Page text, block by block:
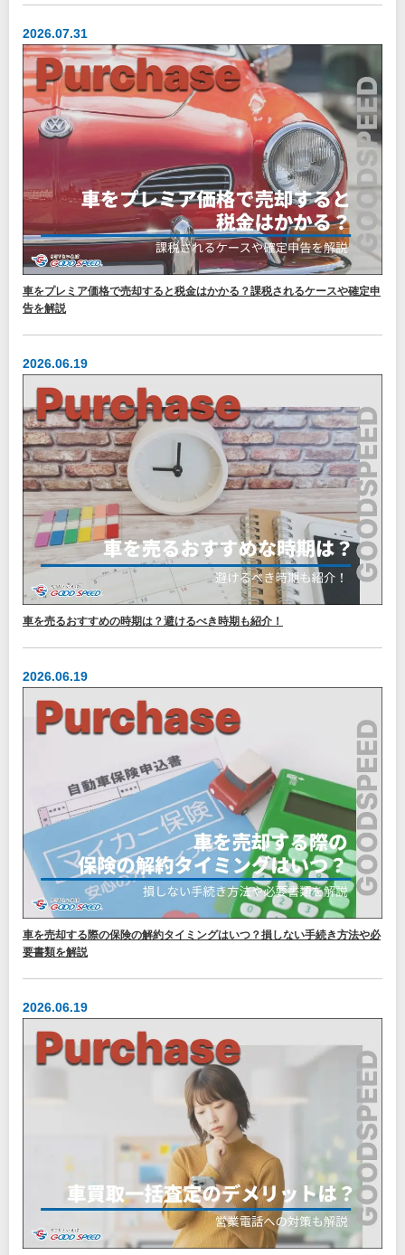
2026.07.31
車をプレミア価格で売却すると税金はかかる？課税されるケースや確定申
告を解説
2026.06.19
車を売るおすすめの時期は？避けるべき時期も紹介！
2026.06.19
車を売却する際の保険の解約タイミングはいつ？損しない手続き方法や必
要書類を解説
2026.06.19